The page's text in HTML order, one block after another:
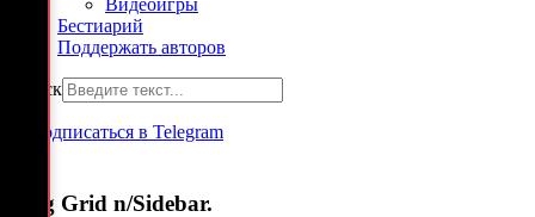
Видеоигры
Бестиарий
Поддержать авторов
Поиск
Blog Grid n/Sidebar.